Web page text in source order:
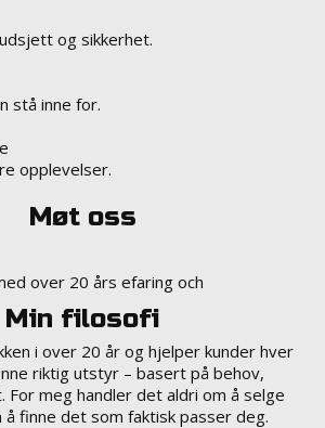
og sikkerhet.
stå inne for.
opplevelser.
Møt oss
over 20 års efaring och
Min filosofi
i over 20 år og hjelper kunder hver
riktig utstyr – basert på behov,
meg handler det aldri om å selge
finne det som faktisk passer deg.